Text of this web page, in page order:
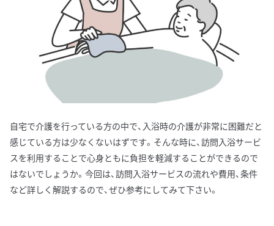
自宅で介護を行っている方の中で、入浴時の介護が非常に困難だと
感じている方は少なくないはずです。そんな時に、訪問入浴サービ
スを利用することで心身ともに負担を軽減することができるので
はないでしょうか。今回は、訪問入浴サービスの流れや費用、条件
など詳しく解説するので、ぜひ参考にしてみて下さい。